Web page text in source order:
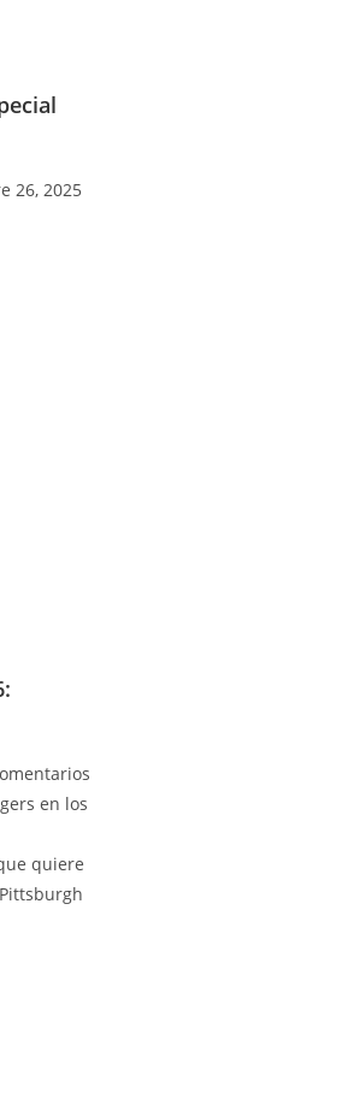
26, 2025
en los
quiere